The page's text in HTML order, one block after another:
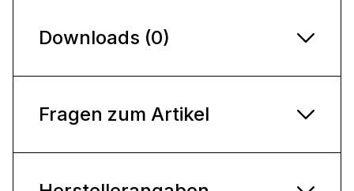
Downloads (0)
Fragen zum Artikel